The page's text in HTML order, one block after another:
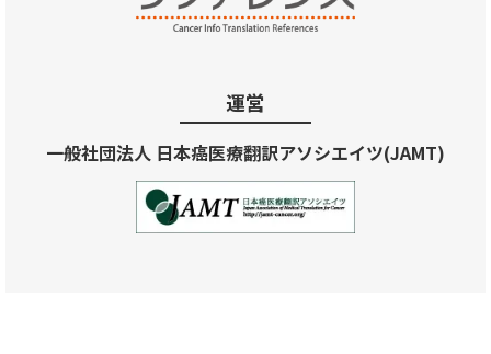
運営
一般社団法人 日本癌医療翻訳アソシエイツ(JAMT)